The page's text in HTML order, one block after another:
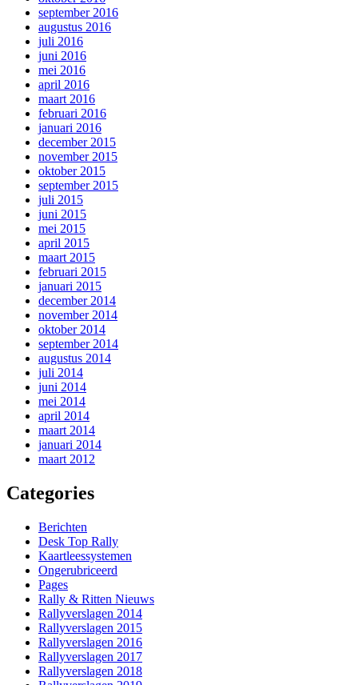
september 2016
augustus 2016
juli 2016
juni 2016
mei 2016
april 2016
maart 2016
februari 2016
januari 2016
december 2015
november 2015
oktober 2015
september 2015
juli 2015
juni 2015
mei 2015
april 2015
maart 2015
februari 2015
januari 2015
december 2014
november 2014
oktober 2014
september 2014
augustus 2014
juli 2014
juni 2014
mei 2014
april 2014
maart 2014
januari 2014
maart 2012
Categories
Berichten
Desk Top Rally
Kaartleessystemen
Ongerubriceerd
Pages
Rally & Ritten Nieuws
Rallyverslagen 2014
Rallyverslagen 2015
Rallyverslagen 2016
Rallyverslagen 2017
Rallyverslagen 2018